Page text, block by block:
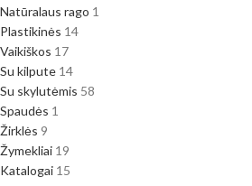
Natūralaus rago 1
Plastikinės 14
Vaikiškos 17
Su kilpute 14
Su skylutėmis 58
Spaudės 1
Žirklės 9
Žymekliai 19
Katalogai 15